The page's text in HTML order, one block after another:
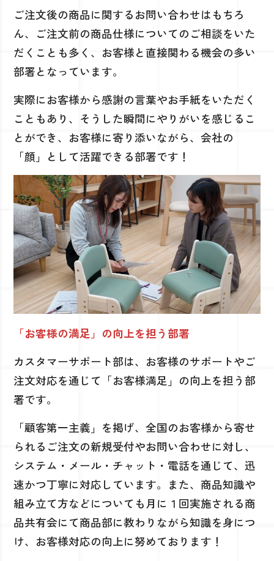
ご注文後の商品に関するお問い合わせはもちろ
ん、ご注文前の商品仕様についてのご相談をいた
だくことも多く、お客様と直接関わる機会の多い
部署となっています。
実際にお客様から感謝の言葉やお手紙をいただく
こともあり、そうした瞬間にやりがいを感じるこ
とができ、お客様に寄り添いながら、会社の
「顔」として活躍できる部署です！
「お客様の満足」の向上を担う部署
カスタマーサポート部は、お客様のサポートやご
注文対応を通じて「お客様満足」の向上を担う部
署です。
「顧客第一主義」を掲げ、全国のお客様から寄せ
られるご注文の新規受付やお問い合わせに対し、
システム・メール・チャット・電話を通じて、迅
速かつ丁寧に対応しています。また、商品知識や
組み立て方などについても月に１回実施される商
品共有会にて商品部に教わりながら知識を身につ
け、お客様対応の向上に努めております！